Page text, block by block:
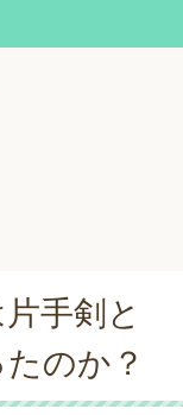
手剣と
のか？